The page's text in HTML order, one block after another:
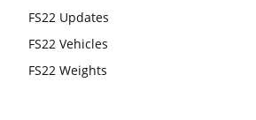
FS22 Updates
FS22 Vehicles
FS22 Weights